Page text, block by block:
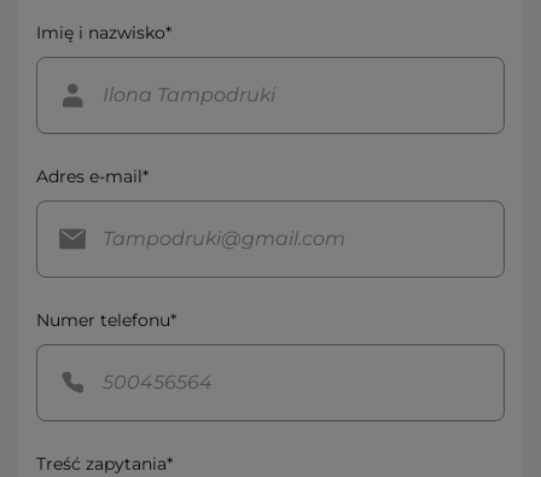
Imię i nazwisko*
Adres e-mail*
Numer telefonu*
Treść zapytania*